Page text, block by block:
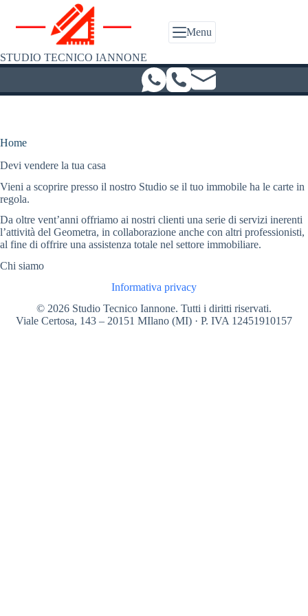
contenuto
STUDIO TECNICO IANNONE
Menu
Home
Devi vendere la tua casa
Vieni a scoprire presso il nostro Studio se il tuo immobile ha le carte in
regola.
Da oltre vent’anni offriamo ai nostri clienti una serie di servizi inerenti
l’attività del Geometra, in collaborazione anche con altri professionisti,
al fine di offrire una assistenza totale nel settore immobiliare.
Chi siamo
Informativa privacy
© 2026 Studio Tecnico Iannone. Tutti i diritti riservati.
Viale Certosa, 143 – 20151 MIlano (MI) · P. IVA 12451910157